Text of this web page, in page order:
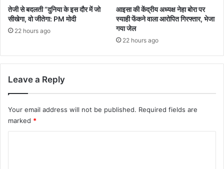
तेजी से बदलती “दुनिया के इस दौर में जो
सीखेगा, वो जीतेगा: PM मोदी
22 hours ago
आइसा की केंद्रीय अध्यक्ष नेहा बोरा पर
स्याही फेंकने वाला आरोपित गिरफ्तार, भेजा
गया जेल
22 hours ago
Leave a Reply
Your email address will not be published. Required fields are
marked *